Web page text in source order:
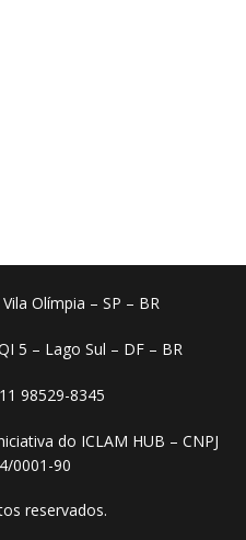
Olímpia – SP – BR
5 – Lago Sul – DF – BR
98529-8345
do ICLAM HUB – CNPJ
0001-90
reservados.​